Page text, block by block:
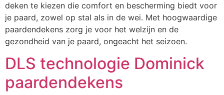
deken te kiezen die comfort en bescherming biedt voor
je paard, zowel op stal als in de wei. Met hoogwaardige
paardendekens zorg je voor het welzijn en de
gezondheid van je paard, ongeacht het seizoen.
DLS technologie Dominick
paardendekens